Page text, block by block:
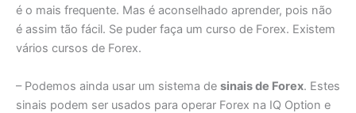
é o mais frequente. Mas é aconselhado aprender, pois não
é assim tão fácil. Se puder faça um curso de Forex. Existem
vários cursos de Forex.
– Podemos ainda usar um sistema de sinais de Forex. Estes
sinais podem ser usados para operar Forex na IQ Option e